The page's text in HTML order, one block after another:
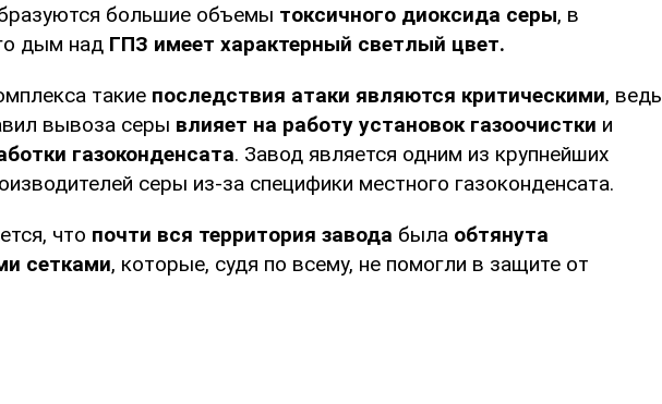
большие объемы токсичного диоксида серы, в
дым над ГПЗ имеет характерный светлый цвет.
такие последствия атаки являются критическими, ведь
вывоза серы влияет на работу установок газоочистки и
газоконденсата. Завод является одним из крупнейших
серы из-за специфики местного газоконденсата.
что почти вся территория завода была обтянута
сетками, которые, судя по всему, не помогли в защите от